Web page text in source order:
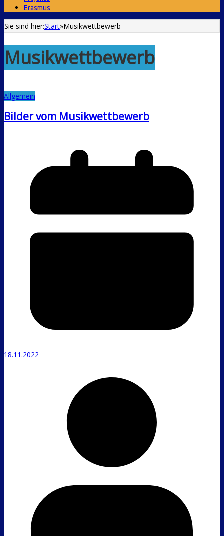
Erasmus
Sie sind hier:Start»Musikwettbewerb
Musikwettbewerb
Allgemein
Bilder vom Musikwettbewerb
18.11.2022